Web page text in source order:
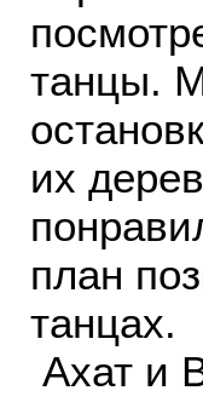
танцы.
их
план
танцах.
Ахат и